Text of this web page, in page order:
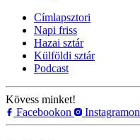
Címlapsztori
Napi friss
Hazai sztár
Külföldi sztár
Podcast
Kövess minket!
Facebookon
Instagramon